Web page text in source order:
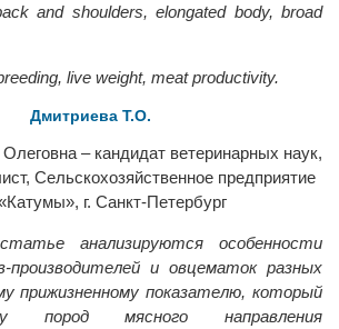
and shoulders, elongated body, broad
live weight, meat productivity.
Дмитриева Т.О.
– кандидат ветеринарных наук,
Сельскохозяйственное предприятие
г. Санкт-Петербург
анализируются особенности
производителей и овцематок разных
прижизненному показателю, который
пород мясного направления